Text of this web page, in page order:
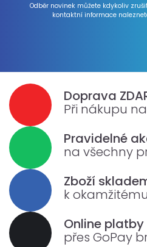
Odběr novinek můžete kdykoliv
kontaktní informace
Doprava
Při nákupu
Pravidelné
na všechny
Zboží
k
Online platby
přes GoPay